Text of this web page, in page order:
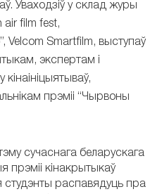
Уваходзіў у склад журы
air film fest,
Velcom Smartfilm, выступаў
экспертам і
прэміі “Чырвоны
сучаснага беларускага
прэміі кінакрытыкаў
распавядуць пра